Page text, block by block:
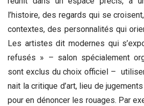
l’histoire, des regards qui se
contextes, des personnalités qui
Les artistes dit modernes qui
refusés » – salon spécialement
sont exclus du choix officiel –
nait la critique d’art, lieu de
pour en dénoncer les rouages. Par